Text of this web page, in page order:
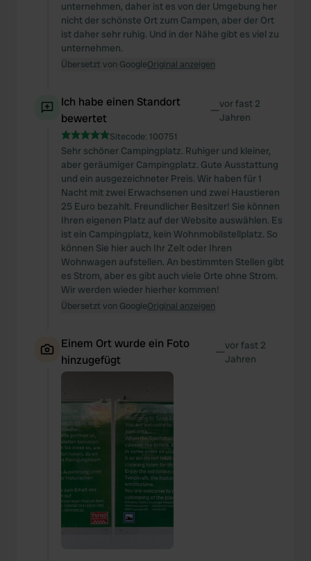
unternehmen, daher ist es von der Umgebung her
nicht der schönste Ort zum Campen, aber der Ort
ist daher sehr ruhig. Und in der Nähe gibt es viel zu
unternehmen.
Übersetzt von GoogleOriginal anzeigen
Ich habe einen Standort
bewertet
—vor fast 2
Jahren
Sitecode: 100751
Sehr schöner Campingplatz. Ruhiger und kleiner,
aber geräumiger Campingplatz. Gute Ausstattung
und ein ausgezeichneter Preis. Wir haben für 1
Nacht mit zwei Erwachsenen und zwei Haustieren
25 Euro bezahlt. Freundlicher Besitzer! Sie können
Ihren eigenen Platz auf der Website auswählen. Es
ist ein Campingplatz, kein Wohnmobilstellplatz. So
können Sie hier auch Ihr Zelt oder Ihren
Wohnwagen aufstellen. An bestimmten Stellen gibt
es Strom, aber es gibt auch viele Orte ohne Strom.
Wir werden wieder hierher kommen!
Übersetzt von GoogleOriginal anzeigen
Einem Ort wurde ein Foto
hinzugefügt
—vor fast 2
Jahren